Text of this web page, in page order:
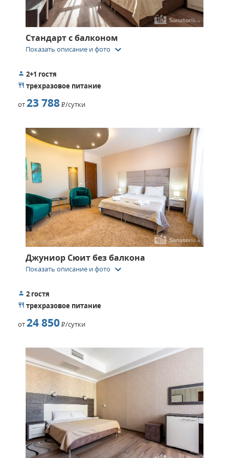
Стандарт с балконом
Показать описание и фото keyboard_arrow_down
2+1 гостя
трехразовое питание
от23 788Р/сутки
Джуниор Сюит без балкона
Показать описание и фото keyboard_arrow_down
2 гостя
трехразовое питание
от24 850Р/сутки